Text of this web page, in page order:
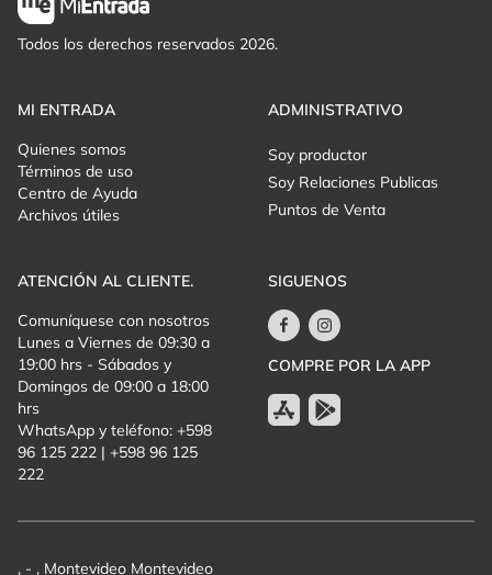
teatralidades, y que propone un vínculo dialógico con su público
a través de la utilización de símbolos, significantes y
Todos los derechos reservados 2026.
MI ENTRADA
Quienes somos
Términos de uso
Centro de Ayuda
Archivos útiles
ADMINISTRATIVO
Soy productor
Soy Relaciones Publicas
Puntos de Venta
ATENCIÓN AL CLIENTE.
Comuníquese con nosotros
Lunes a Viernes de 09:30 a
19:00 hrs - Sábados y
Domingos de 09:00 a 18:00
hrs
WhatsApp y teléfono: +598
96 125 222 | +598 96 125
222
SIGUENOS
COMPRE POR LA APP
, - , Montevideo Montevideo